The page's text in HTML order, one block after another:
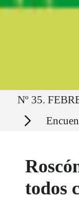
Ruta del sitio
Nº 35.
Secciones
todos